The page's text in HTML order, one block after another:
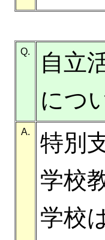
Q.
自立
につ
A.
特別
学校
学校